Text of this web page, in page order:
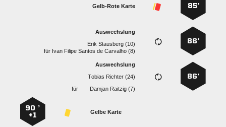
85’
Gelb-Rote Karte
86’
Auswechslung
  
für      
86’
Auswechslung
  
für
  
Gelbe Karte
90 ’
+1